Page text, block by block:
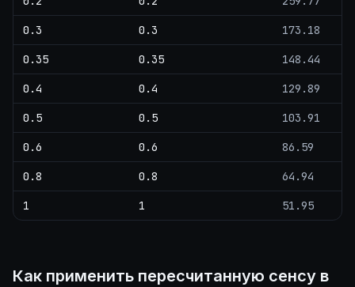
0.3 0.3 173.18
0.35 0.35 148.44
0.4 0.4 129.89
0.5 0.5 103.91
0.6 0.6 86.59
0.8 0.8 64.94
1 1 51.95
Как применить пересчитанную сенсу в